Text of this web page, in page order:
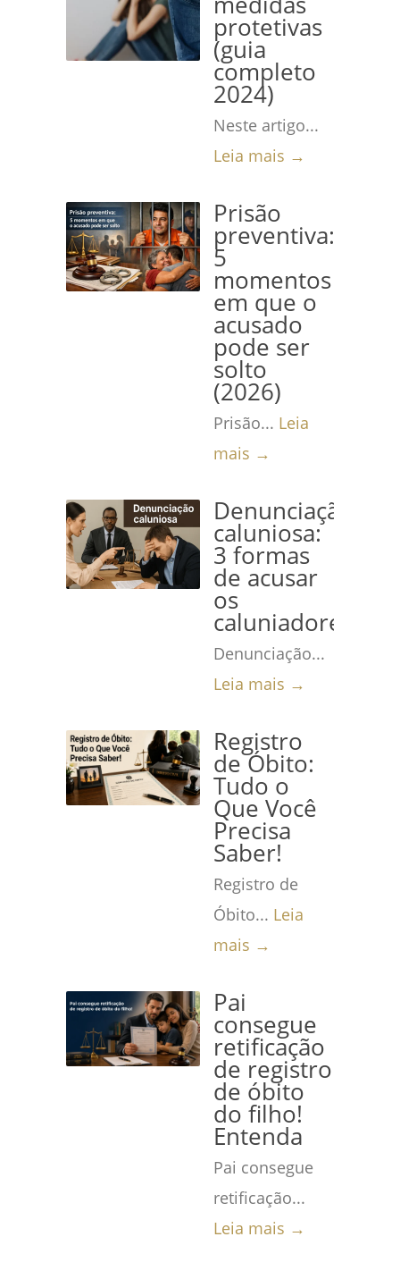
protetivas
(guia
completo
2024)
Neste artigo...
Leia mais →
Prisão
preventiva:
5
momentos
em que o
acusado
pode ser
solto
(2026)
Prisão... Leia
mais →
Denunciação
caluniosa:
3 formas
de acusar
os
caluniadores
Denunciação...
Leia mais →
Registro
de Óbito:
Tudo o
Que Você
Precisa
Saber!
Registro de
Óbito... Leia
mais →
Pai
consegue
retificação
de registro
de óbito
do filho!
Entenda
Pai consegue
retificação...
Leia mais →